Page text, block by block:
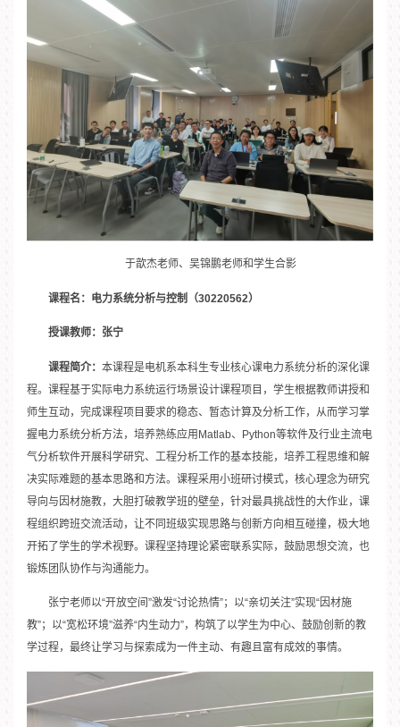
于歆杰老师、吴锦鹏老师和学生合影
课程名：电力系统分析与控制（30220562）
授课教师：张宁
课程简介： 本课程是电机系本科生专业核心课电力系统分析的深化课
程。课程基于实际电力系统运行场景设计课程项目，学生根据教师讲授和
师生互动，完成课程项目要求的稳态、暂态计算及分析工作，从而学习掌
握电力系统分析方法，培养熟练应用Matlab、Python等软件及行业主流电
气分析软件开展科学研究、工程分析工作的基本技能，培养工程思维和解
决实际难题的基本思路和方法。课程采用小班研讨模式，核心理念为研究
导向与因材施教，大胆打破教学班的壁垒，针对最具挑战性的大作业，课
程组织跨班交流活动，让不同班级实现思路与创新方向相互碰撞，极大地
开拓了学生的学术视野。课程坚持理论紧密联系实际，鼓励思想交流，也
锻炼团队协作与沟通能力。
张宁老师以“开放空间”激发“讨论热情”；以“亲切关注”实现“因材施
教”；以“宽松环境”滋养“内生动力”，构筑了以学生为中心、鼓励创新的教
学过程，最终让学习与探索成为一件主动、有趣且富有成效的事情。